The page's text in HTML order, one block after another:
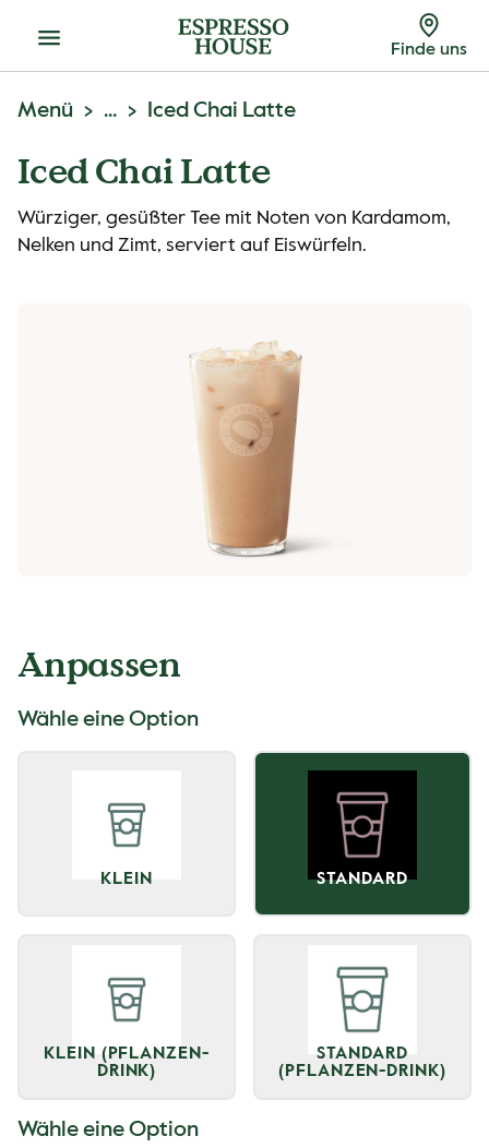
Menu Finde uns
Menü ... Iced Chai Latte
Iced Chai Latte
Würziger, gesüßter Tee mit Noten von Kardamom,
Nelken und Zimt, serviert auf Eiswürfeln.
Anpassen
Wähle eine Option
KLEIN STANDARD
KLEIN (PFLANZEN-
DRINK)
STANDARD
(PFLANZEN-DRINK)
Wähle eine Option